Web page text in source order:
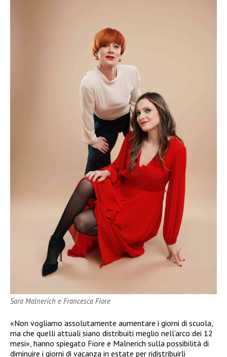
Sara Malnerich e Francesca Fiore
«Non vogliamo assolutamente aumentare i giorni di scuola,
ma che quelli attuali siano distribuiti meglio nell’arco dei 12
mesi», hanno spiegato Fiore e Malnerich sulla possibilità di
diminuire i giorni di vacanza in estate per ridistribuirli